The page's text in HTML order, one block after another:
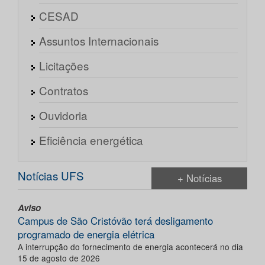
CESAD
Assuntos Internacionais
Licitações
Contratos
Ouvidoria
Eficiência energética
Notícias UFS + Notícias
Aviso
Campus de São Cristóvão terá desligamento
programado de energia elétrica
A interrupção do fornecimento de energia acontecerá no dia
15 de agosto de 2026